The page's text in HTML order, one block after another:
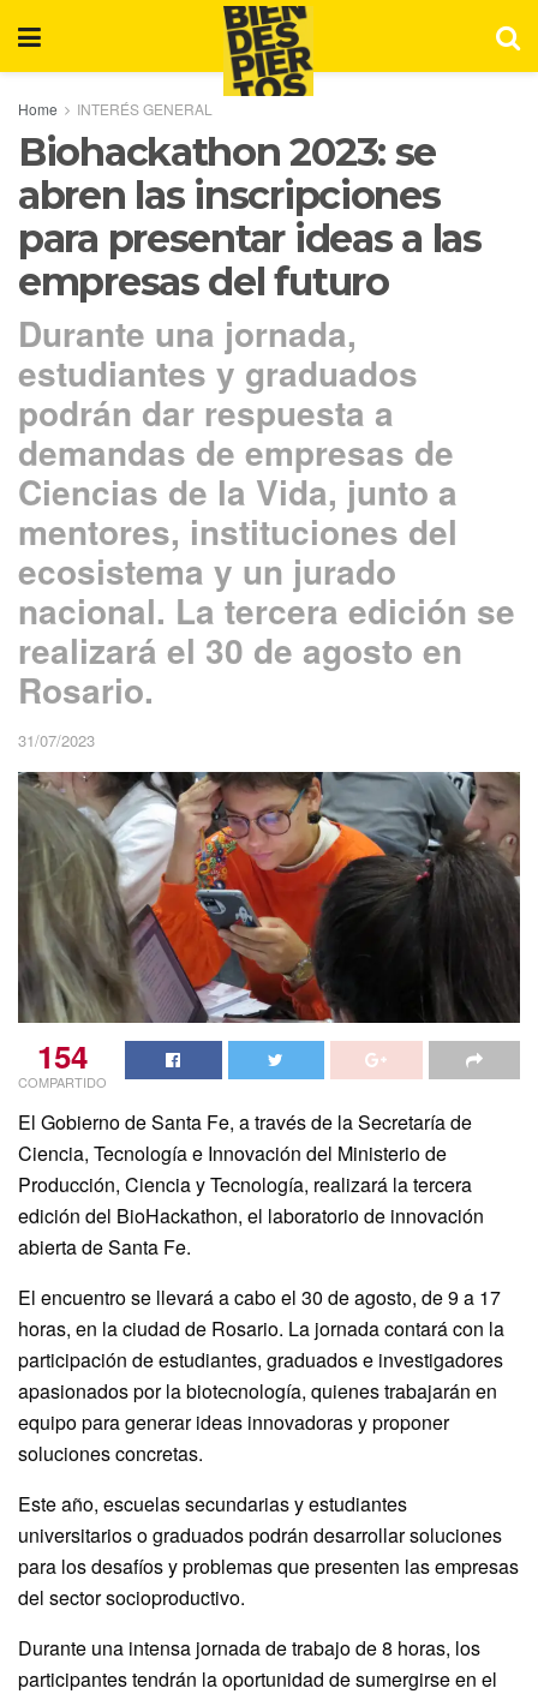
Home INTERÉS GENERAL
Biohackathon 2023: se
abren las inscripciones
para presentar ideas a las
empresas del futuro
Durante una jornada,
estudiantes y graduados
podrán dar respuesta a
demandas de empresas de
Ciencias de la Vida, junto a
mentores, instituciones del
ecosistema y un jurado
nacional. La tercera edición se
realizará el 30 de agosto en
Rosario.
31/07/2023
154
COMPARTIDO
El Gobierno de Santa Fe, a través de la Secretaría de
Ciencia, Tecnología e Innovación del Ministerio de
Producción, Ciencia y Tecnología, realizará la tercera
edición del BioHackathon, el laboratorio de innovación
abierta de Santa Fe.
El encuentro se llevará a cabo el 30 de agosto, de 9 a 17
horas, en la ciudad de Rosario. La jornada contará con la
participación de estudiantes, graduados e investigadores
apasionados por la biotecnología, quienes trabajarán en
equipo para generar ideas innovadoras y proponer
soluciones concretas.
Este año, escuelas secundarias y estudiantes
universitarios o graduados podrán desarrollar soluciones
para los desafíos y problemas que presenten las empresas
del sector socioproductivo.
Durante una intensa jornada de trabajo de 8 horas, los
participantes tendrán la oportunidad de sumergirse en el